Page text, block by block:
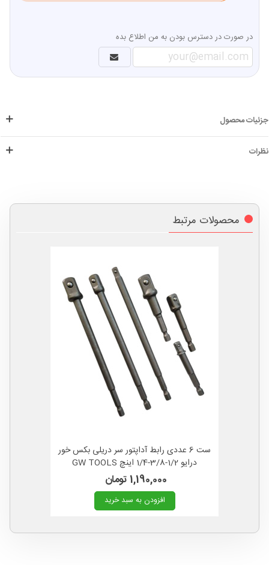
در صورت در دسترس بودن به من اطلاع بده
جزئیات محصول
نظرات
محصولات مرتبط
ست 6 عددی رابط آداپتور سر دریلی بکس خور
درایو 1/2-3/8-1/4 اینچ GW TOOLS
1,190,000 تومان
افزودن به سبد خرید